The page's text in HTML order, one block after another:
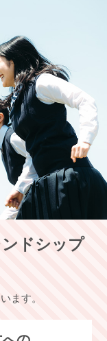
ドシップ
ます。